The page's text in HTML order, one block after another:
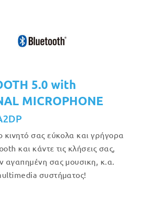
5.0 with
MICROPHONE
κινητό σας εύκολα και γρήγορα
και κάντε τις κλήσεις σας,
αγαπημένη σας μουσικη, κ.α.
συστήματος!